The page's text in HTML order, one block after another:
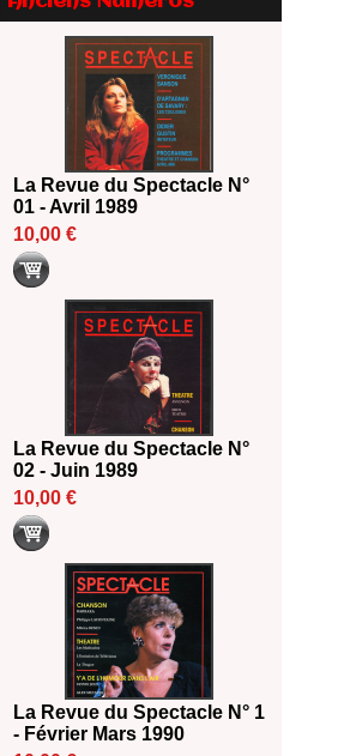
2026
Les 10 lauréats du Fonds
Grandes Formes Théâtre 2026
Nomination de Nathalie
Garraud et Olivier Saccomano à
la direction du Théâtre de
Gennevilliers - CDN
13/06/2026
Dispositif SACD Auteurs
d'espaces : les lauréats 2026
La Revue du Spectacle N°
01 - Avril 1989
10,00 €
La Revue du Spectacle N°
02 - Juin 1989
10,00 €
La Revue du Spectacle N° 1
- Février Mars 1990